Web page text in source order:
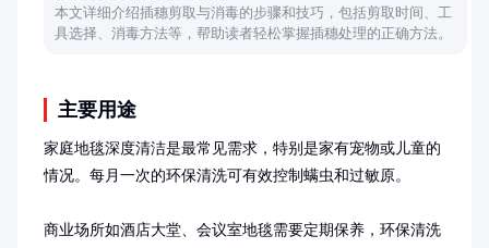
本文详细介绍插穗剪取与消毒的步骤和技巧，包括剪取时间、工
具选择、消毒方法等，帮助读者轻松掌握插穗处理的正确方法。
主要用途
家庭地毯深度清洁是最常见需求，特别是家有宠物或儿童的
情况。每月一次的环保清洗可有效控制螨虫和过敏原。
商业场所如酒店大堂、会议室地毯需要定期保养，环保清洗